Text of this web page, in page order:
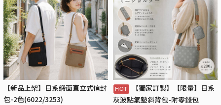
【新品上架】日系緞面直立式信封
包-2色(6022/3253)
【獨家訂製】【限量】日系
灰波點氣墊斜背包-附零錢包